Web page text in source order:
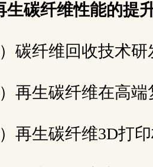
生碳纤维性能的提
）碳纤维回收技术
）再生碳纤维在高
）再生碳纤维3D打